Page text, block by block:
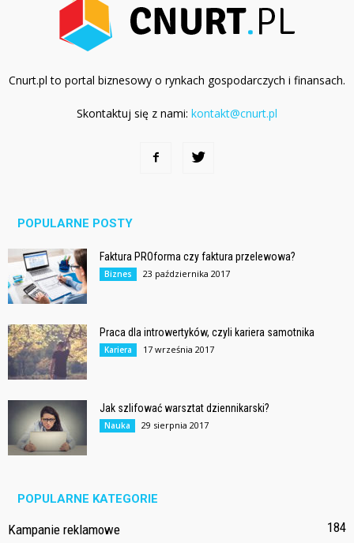
Cnurt.pl to portal biznesowy o rynkach gospodarczych i finansach.
Skontaktuj się z nami: kontakt@cnurt.pl
POPULARNE POSTY
Faktura PROforma czy faktura przelewowa?
Biznes 23 października 2017
Praca dla introwertyków, czyli kariera samotnika
Kariera 17 września 2017
Jak szlifować warsztat dziennikarski?
Nauka 29 sierpnia 2017
POPULARNE KATEGORIE
Kampanie reklamowe
184